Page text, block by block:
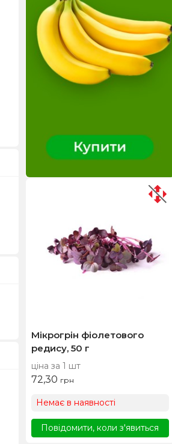
Мікрогрін фіолетового
редису, 50 г
ціна за 1 шт
72,30 грн
Немає в наявності
Повідомити, коли з'явиться